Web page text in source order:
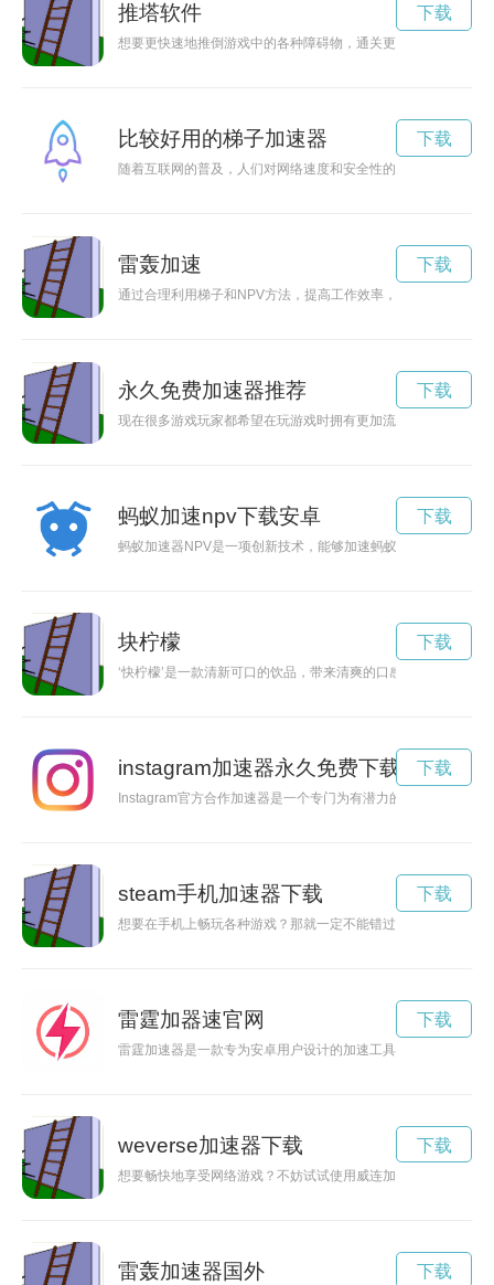
推塔软件
想要更快速地推倒游戏中的各种障碍物，通关更加轻松愉快吗
下载
比较好用的梯子加速器
随着互联网的普及，人们对网络速度和安全性的需求也越来越
下载
雷轰加速
通过合理利用梯子和NPV方法，提高工作效率，节省时间并更
下载
永久免费加速器推荐
现在很多游戏玩家都希望在玩游戏时拥有更加流畅的体验，而
下载
蚂蚁加速npv下载安卓
蚂蚁加速器NPV是一项创新技术，能够加速蚂蚁金服的发展，
下载
块柠檬
‘快柠檬’是一款清新可口的饮品，带来清爽的口感和快乐的心
下载
instagram加速器永久免费下载
Instagram官方合作加速器是一个专门为有潜力的创作者提供支
下载
steam手机加速器下载
想要在手机上畅玩各种游戏？那就一定不能错过Steam手机加
下载
雷霆加器速官网
雷霆加速器是一款专为安卓用户设计的加速工具，能帮助用户
下载
weverse加速器下载
想要畅快地享受网络游戏？不妨试试使用威连加速器，稳定快
下载
雷轰加速器国外 下载